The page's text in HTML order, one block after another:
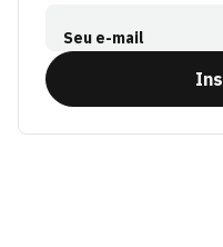
Seu e-mail